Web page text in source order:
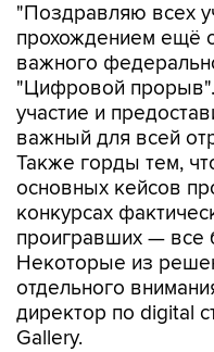
"Поздравляю всех
прохождением ещё
важного
"Цифровой
участие и
важный для всей
Также горды тем,
основных кейсов
конкурсах
проигравших —
Некоторые из
отдельного
директор по digital
Gallery.